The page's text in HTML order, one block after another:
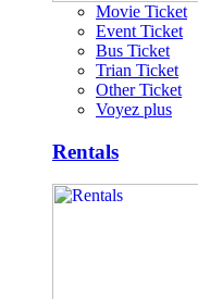
Movie Ticket
Event Ticket
Bus Ticket
Trian Ticket
Other Ticket
Voyez plus
Rentals